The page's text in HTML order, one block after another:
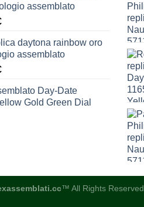
assemblato
daytona rainbow oro
assemblato
Day-Date
Gold Green Dial
™ All Rights Reserved